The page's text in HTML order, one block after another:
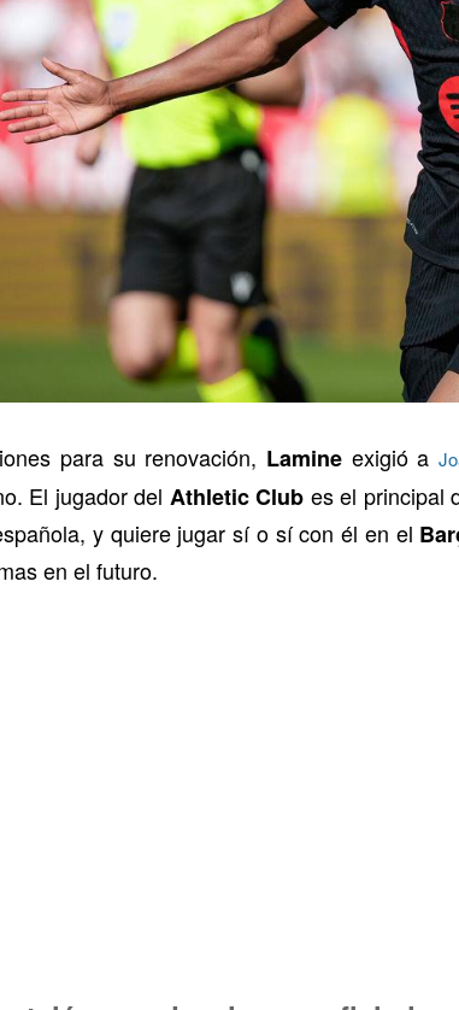
para su renovación, Lamine exigió a
El jugador del Athletic Club es el principal
y quiere jugar sí o sí con él en el
en el futuro.